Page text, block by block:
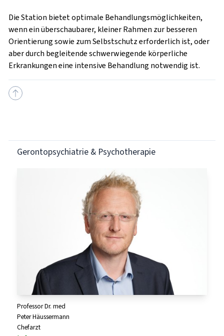
Die Station bietet optimale Behandlungsmöglichkeiten,
wenn ein überschaubarer, kleiner Rahmen zur besseren
Orientierung sowie zum Selbstschutz erforderlich ist, oder
aber durch begleitende schwerwiegende körperliche
Erkrankungen eine intensive Behandlung notwendig ist.
Gerontopsychiatrie & Psychotherapie
Professor Dr. med
Peter Häussermann
Chefarzt